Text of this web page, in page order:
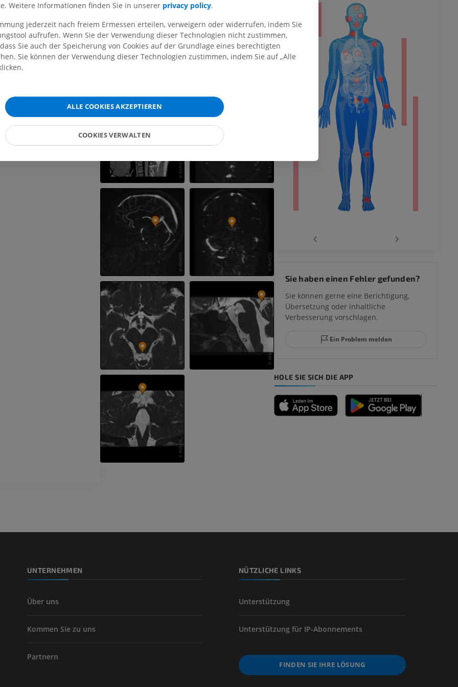
Kleinhirnhemisphäre
MRT
PREMIUM
MRT der Schulter
MRT des Handgelenks
MRT
Visible Human Project
Abbildungen
PREMIUM
Röntgenaufnahme der
MRT der unteren Extremität
MRT
Hüft-MRT
MRT
PREMIUM
Knie-MRT
PREMIUM
CT-Arthografie des
Kniegelenks
CT-Arthrogramm
MRT des Sprunggelenks und
MRT Vorfuß
MRT
CT
Arteriografie der unteren
‹ ›
Sie haben einen Fehler gefunden?
Sie können gerne eine Berichtigung,
Übersetzung oder inhaltliche
Verbesserung vorschlagen.
Ein Problem melden
HOLE SIE SICH DIE APP
UNTERNEHMEN
Über uns
Kommen Sie zu uns
Partnern
NÜTZLICHE LINKS
Unterstützung
Unterstützung für IP-Abonnements
FINDEN SIE IHRE LÖSUNG
Weitere Informationen finden Sie in unserer privacy policy.
jederzeit nach freiem Ermessen erteilen, verweigern oder widerrufen, indem Sie
aufrufen. Wenn Sie der Verwendung dieser Technologien nicht zustimmen,
Sie auch der Speicherung von Cookies auf der Grundlage eines berechtigten
Sie können der Verwendung dieser Technologien zustimmen, indem Sie auf „Alle
ALLE COOKIES AKZEPTIEREN
COOKIES VERWALTEN